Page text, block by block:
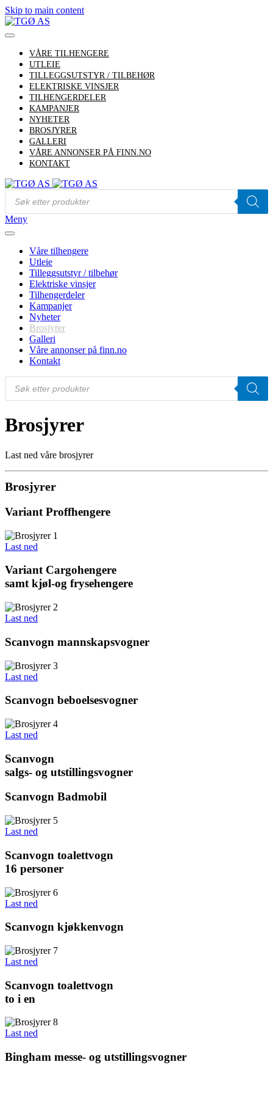
Skip to main content
VÅRE TILHENGERE
UTLEIE
TILLEGGSUTSTYR / TILBEHØR
ELEKTRISKE VINSJER
TILHENGERDELER
KAMPANJER
NYHETER
BROSJYRER
GALLERI
VÅRE ANNONSER PÅ FINN.NO
KONTAKT
Products
search
Meny
Våre tilhengere
Utleie
Tilleggsutstyr / tilbehør
Elektriske vinsjer
Tilhengerdeler
Kampanjer
Nyheter
Brosjyrer
Galleri
Våre annonser på finn.no
Kontakt
Products
search
Brosjyrer
Last ned våre brosjyrer
Brosjyrer
Variant Proffhengere
Last ned
Variant Cargohengere
samt kjøl-og frysehengere
Last ned
Scanvogn mannskapsvogner
Last ned
Scanvogn beboelsesvogner
Last ned
Scanvogn
salgs- og utstillingsvogner
Scanvogn Badmobil
Last ned
Scanvogn toalettvogn
16 personer
Last ned
Scanvogn kjøkkenvogn
Last ned
Scanvogn toalettvogn
to i en
Last ned
Bingham messe- og utstillingsvogner